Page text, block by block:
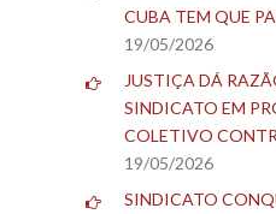
CUBA TEM QUE
19/05/2026
JUSTIÇA DÁ
SINDICATO EM
COLETIVO
19/05/2026
SINDICATO